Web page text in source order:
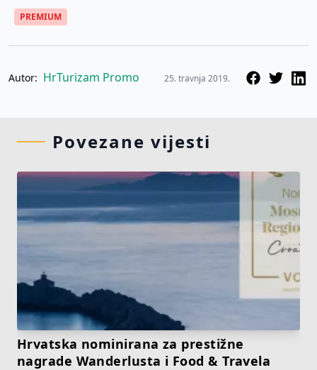
PREMIUM
Autor: HrTurizam Promo 25. travnja 2019.
Povezane vijesti
Hrvatska nominirana za prestižne
nagrade Wanderlusta i Food & Travela